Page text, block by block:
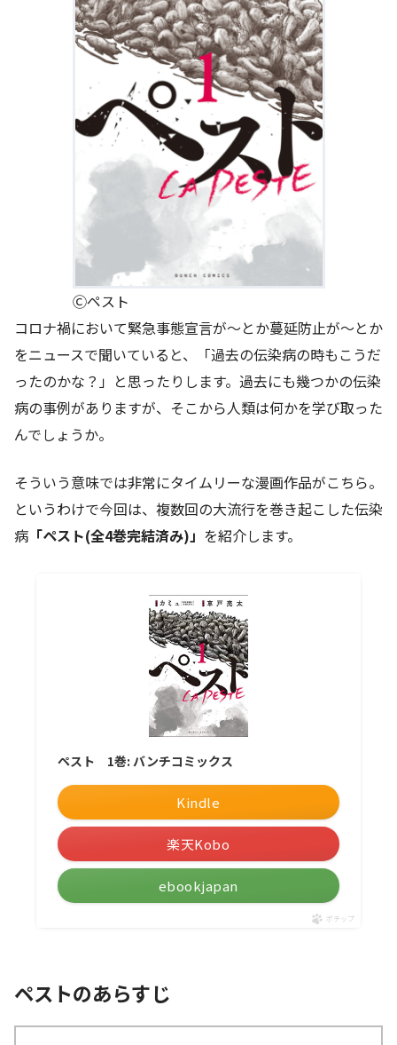
Ⓒペスト
コロナ禍において緊急事態宣言が～とか蔓延防止が～とか
をニュースで聞いていると、「過去の伝染病の時もこうだ
ったのかな？」と思ったりします。過去にも幾つかの伝染
病の事例がありますが、そこから人類は何かを学び取った
んでしょうか。
そういう意味では非常にタイムリーな漫画作品がこちら。
というわけで今回は、複数回の大流行を巻き起こした伝染
病 「ペスト(全4巻完結済み)」 を紹介します。
ペスト 1巻: バンチコミックス
Kindle
楽天Kobo
ebookjapan
ポチップ
ペストのあらすじ